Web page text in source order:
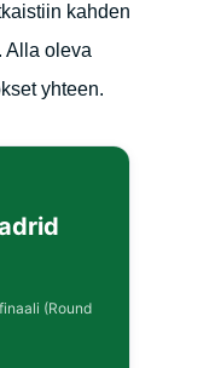
kahden
Alla oleva
yhteen.
(Round